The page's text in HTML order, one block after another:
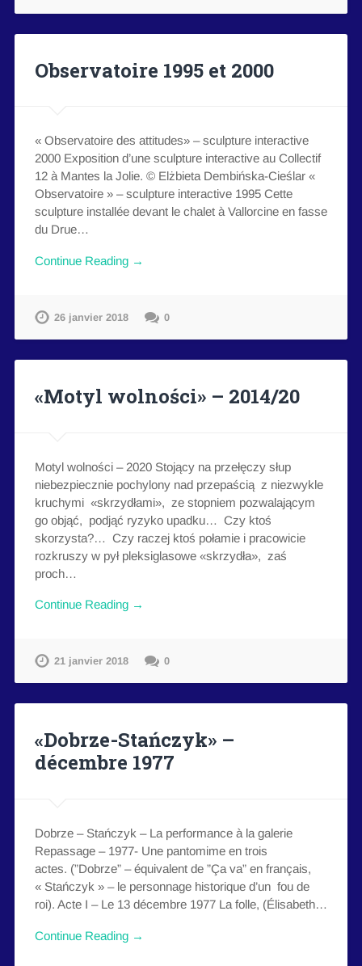
Observatoire 1995 et 2000
« Observatoire des attitudes» – sculpture interactive
2000 Exposition d’une sculpture interactive au Collectif
12 à Mantes la Jolie. © Elżbieta Dembińska-Cieślar «
Observatoire » – sculpture interactive 1995 Cette
sculpture installée devant le chalet à Vallorcine en fasse
du Drue…
Continue Reading →
26 janvier 2018 0
«Motyl wolności» – 2014/20
Motyl wolności – 2020 Stojący na przełęczy słup
niebezpiecznie pochylony nad przepaścią z niezwykle
kruchymi «skrzydłami», ze stopniem pozwalającym
go objąć, podjąć ryzyko upadku… Czy ktoś
skorzysta?… Czy raczej ktoś połamie i pracowicie
rozkruszy w pył pleksiglasowe «skrzydła», zaś
proch…
Continue Reading →
21 janvier 2018 0
«Dobrze-Stańczyk» –
décembre 1977
Dobrze – Stańczyk – La performance à la galerie
Repassage – 1977- Une pantomime en trois
actes. (”Dobrze” – équivalent de ”Ça va” en français,
« Stańczyk » – le personnage historique d’un fou de
roi). Acte I – Le 13 décembre 1977 La folle, (Élisabeth…
Continue Reading →